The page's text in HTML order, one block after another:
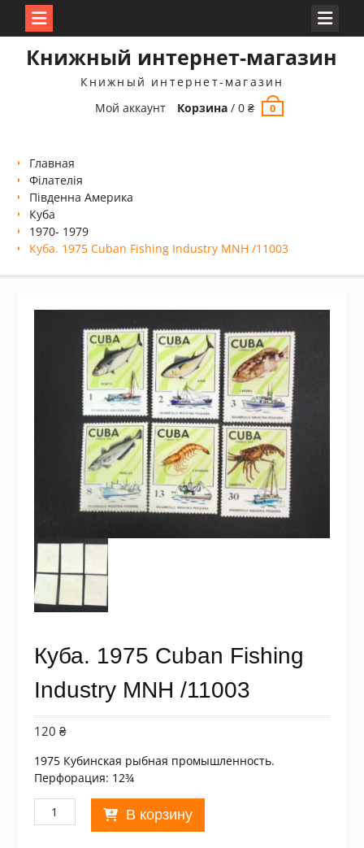
Книжный интернет-магазин
Книжный интернет-магазин
Мой аккаунт
Корзина /0₴ 0
Главная
Філателія
Південна Америка
Куба
1970- 1979
Куба. 1975 Cuban Fishing Industry MNH /11003
Куба. 1975 Cuban Fishing
Industry MNH /11003
120 ₴
1975 Кубинская рыбная промышленность.
Перфорация: 12¾
Количество
товара
В корзину